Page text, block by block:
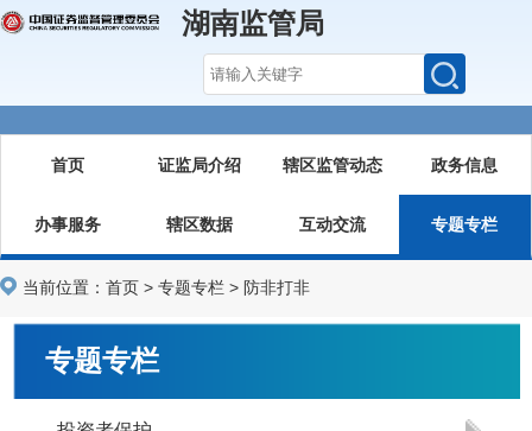
湖南监管局
首页 证监局介绍 辖区监管动态 政务信息
办事服务 辖区数据 互动交流 专题专栏
当前位置： 首页 > 专题专栏 > 防非打非
专题专栏